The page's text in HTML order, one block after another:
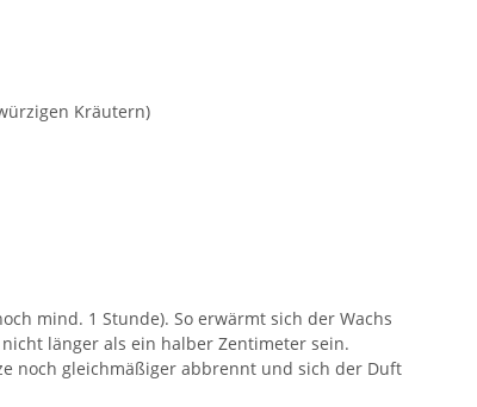
Kräutern)
mind. 1 Stunde). So erwärmt sich der Wachs
länger als ein halber Zentimeter sein.
noch gleichmäßiger abbrennt und sich der Duft